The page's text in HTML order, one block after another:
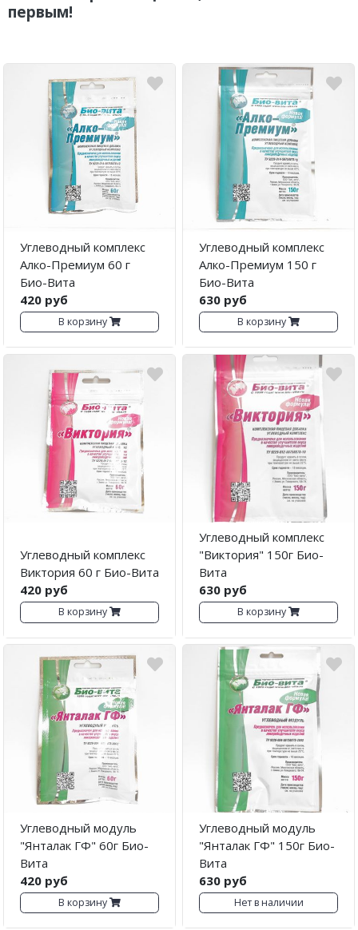
первым!
Углеводный комплекс
Алко-Премиум 60 г
Био-Вита
420 руб
В корзину
Углеводный комплекс
Алко-Премиум 150 г
Био-Вита
630 руб
В корзину
Углеводный комплекс
Виктория 60 г Био-Вита
420 руб
В корзину
Углеводный комплекс
"Виктория" 150г Био-
Вита
630 руб
В корзину
Углеводный модуль
"Янталак ГФ" 60г Био-
Вита
420 руб
В корзину
Углеводный модуль
"Янталак ГФ" 150г Био-
Вита
630 руб
Нет в наличии